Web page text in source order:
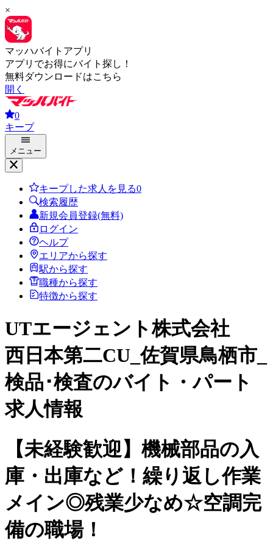
×
マッハバイトアプリ
アプリでお得にバイト探し！
無料ダウンロードはこちら
開く
0
キープ
メニュー
キープした求人を見る0
検索履歴
新規会員登録(無料)
ログイン
ヘルプ
エリアから探す
駅から探す
職種から探す
特徴から探す
UTエージェント株式会社
西日本第二CU_佐賀県鳥栖市_
検品･検査のバイト・パート
求人情報
【未経験歓迎】機械部品の入
庫・出庫など！繰り返し作業
メイン◎残業少なめ☆空調完
備の職場！